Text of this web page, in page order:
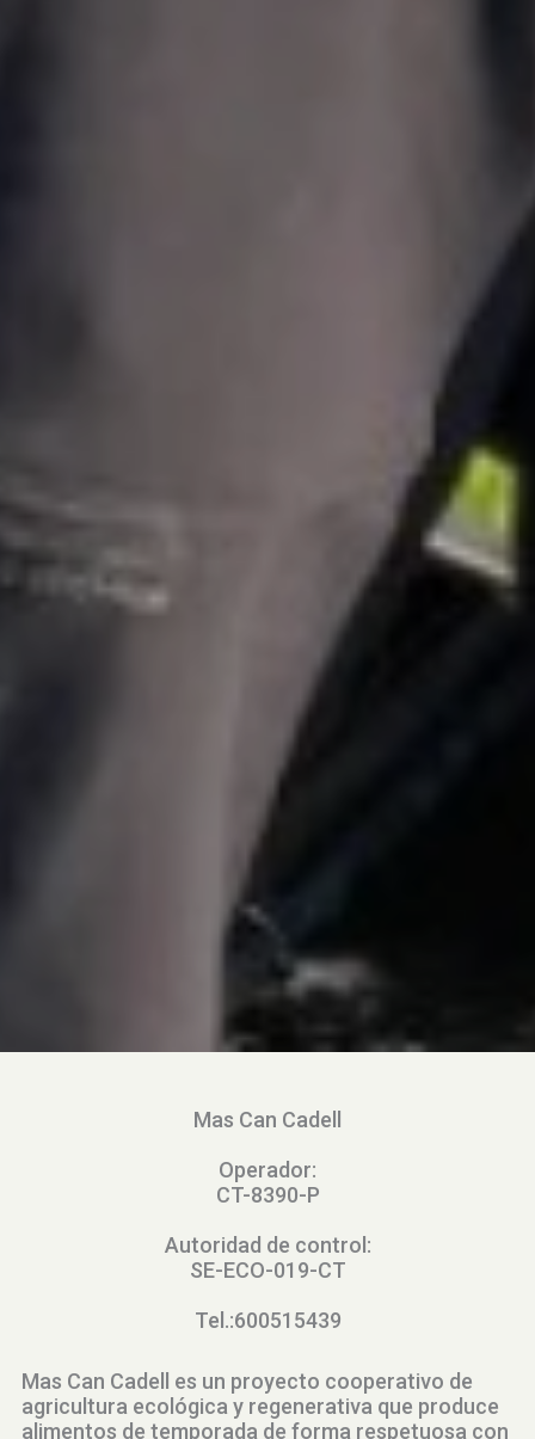
Mas Can Cadell
Operador:
CT-8390-P
Autoridad de control:
SE-ECO-019-CT
Tel.:600515439
Mas Can Cadell es un proyecto cooperativo de
agricultura ecológica y regenerativa que produce
alimentos de temporada de forma respetuosa con